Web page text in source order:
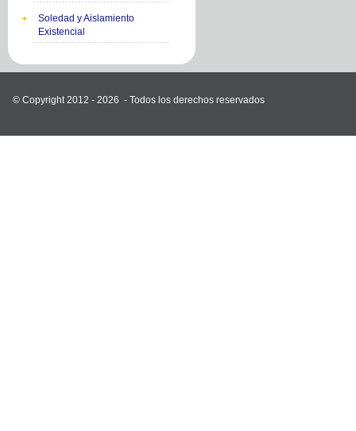
Soledad y Aislamiento
Existencial
© Copyright 2012 - 2026 - Todos los derechos reservados